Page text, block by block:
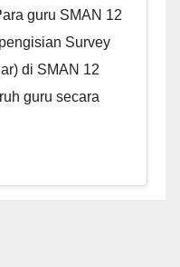
guru SMAN 12
Survey
di SMAN 12
guru secara